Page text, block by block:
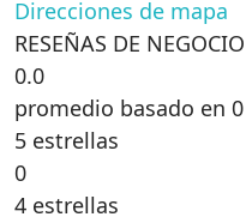
Direcciones de mapa
RESEÑAS DE NEGOCIO
0.0
promedio basado en
5 estrellas
0
4 estrellas